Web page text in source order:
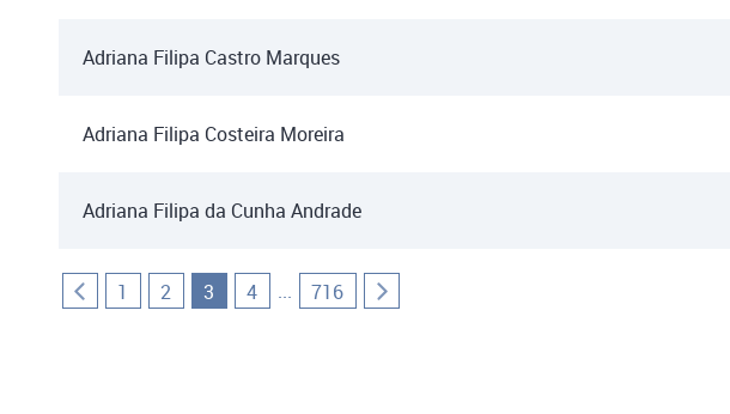
Adriana Filipa Castro Marques
Adriana Filipa Costeira Moreira
Adriana Filipa da Cunha Andrade
1 2 3 4 ... 716